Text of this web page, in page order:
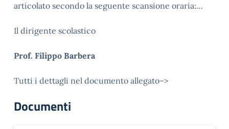
articolato secondo la seguente scansione oraria:…
Il dirigente scolastico
Prof. Filippo Barbera
Tutti i dettagli nel documento allegato–>
Documenti